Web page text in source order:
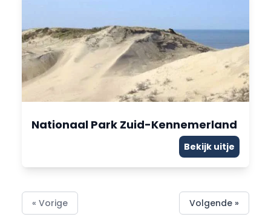
Nationaal Park Zuid-Kennemerland
Bekijk uitje
« Vorige Volgende »